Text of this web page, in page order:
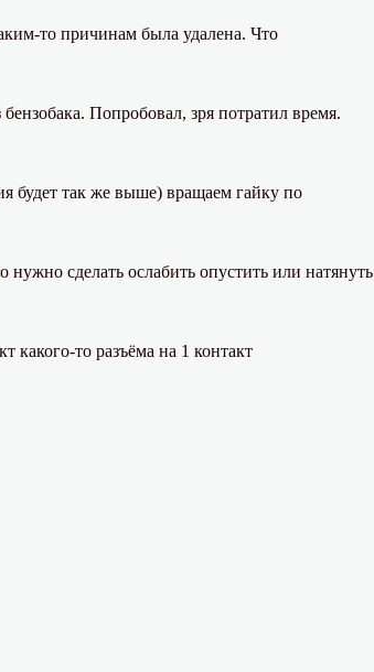
то причинам была удалена. Что
Попробовал, зря потратил время.
будет так же выше) вращаем гайку по
сделать ослабить опустить или натянуть
какого-то разъёма на 1 контакт